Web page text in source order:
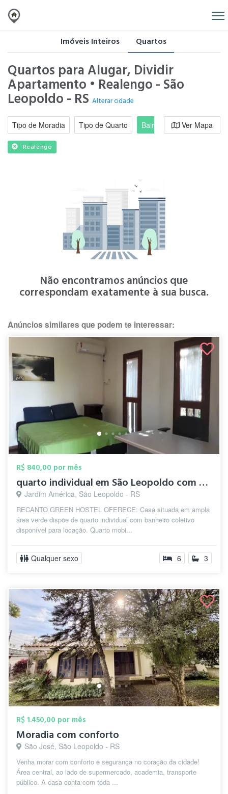
Imóveis Inteiros Quartos
Quartos para Alugar, Dividir
Apartamento • Realengo - São
Leopoldo - RS Alterar cidade
Tipo de Moradia Tipo de Quarto Bairro / RegiãoVer Mapa
Realengo
Não encontramos anúncios que
correspondam exatamente à sua busca.
Anúncios similares que podem te interessar:
R$ 840,00 por mês
quarto individual em São Leopoldo com de...
Jardim América, São Leopoldo - RS
RECANTO GREEN HOSTEL OFERECE: Casa situada em ampla
área verde dispõe de quarto individual com banheiro coletivo
disponível para locação. Quarto mobi...
Qualquer sexo 6 3
R$ 1.450,00 por mês
Moradia com conforto
São José, São Leopoldo - RS
Venha morar com conforto e segurança no coração da cidade!
Área central, ao lado de supermercado, academia, transporte
público. A casa conta com toda ...